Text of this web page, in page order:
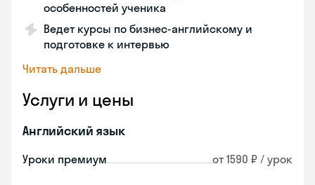
особенностей ученика
Ведет курсы по бизнес-английскому и
подготовке к интервью
Читать дальше
Услуги и цены
Английский язык
Уроки премиум от 1590 ₽ / урок